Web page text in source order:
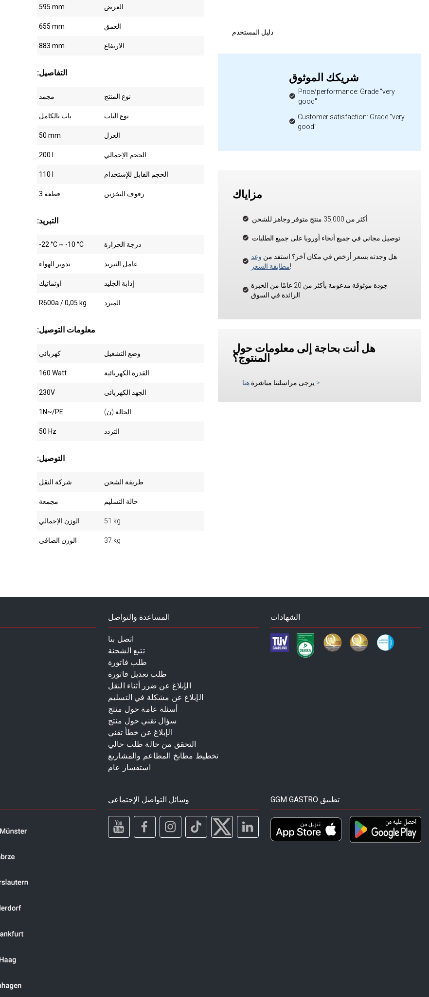
595 mm العرض
655 mm العمق
883 mm الارتفاع
:التفاصيل
مجمد نوع المنتج
باب بالكامل نوع الباب
50 mm العزل
200 l الحجم الإجمالي
110 l الحجم القابل للإستخدام
قطعة 3 رفوف التخزين
:التبريد
-22 °C ~ -10 °C درجة الحرارة
تدوير الهواء عامل التبريد
اوتماتيك إذابة الجليد
R600a / 0,05 kg المبرد
:معلومات التوصيل
كهربائي وضع التشغيل
160 Watt القدرة الكهربائية
230V الجهد الكهربائي
1N~/PE الحالة (ن)
50 Hz التردد
:التوصيل
شركة النقل طريقة الشحن
مجمعة حالة التسليم
الوزن الإجمالي 51 kg
الوزن الصافي 37 kg
دليل المستخدم
شريكك الموثوق
Price/performance: Grade "very
good"
Customer satisfaction: Grade "very
good"
مزاياك
أكثر من 35,000 منتج متوفر وجاهز للشحن
توصيل مجاني في جميع أنحاء أوروبا على جميع الطلبات
هل وجدته بسعر أرخص في مكان آخر؟ استفد من وعد
مطابقة السعر!
جودة موثوقة مدعومة بأكثر من 20 عامًا من الخبرة
الرائدة في السوق
هل أنت بحاجة إلى معلومات حول
المنتوج؟
يرجى مراسلتنا مباشرة هنا >
المساعدة والتواصل
اتصل بنا
تتبع الشحنة
طلب فاتورة
طلب تعديل فاتورة
الإبلاغ عن ضرر أثناء النقل
الإبلاغ عن مشكلة في التسليم
أسئلة عامة حول منتج
سؤال تقني حول منتج
الإبلاغ عن خطأ تقني
التحقق من حالة طلب حالي
تخطيط مطابخ المطاعم والمشاريع
استفسار عام
الشهادات
وسائل التواصل الإجتماعي GGM GASTRO تطبيق